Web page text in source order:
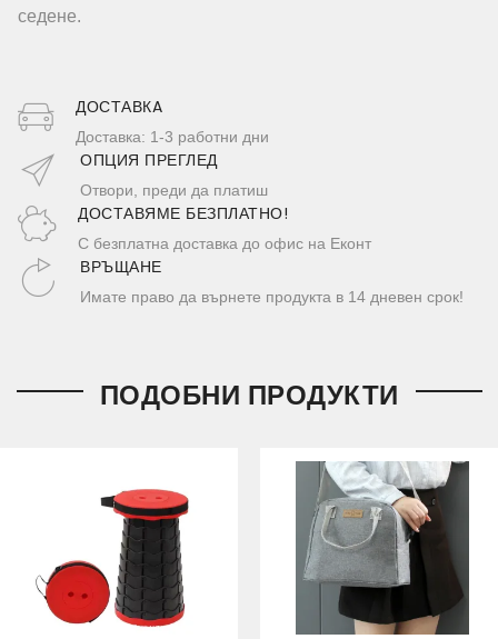
седене.
ДОСТАВКA
Доставка: 1-3 работни дни
ОПЦИЯ ПРЕГЛЕД
Отвори, преди да платиш
ДОСТАВЯМЕ БЕЗПЛАТНО!
С безплатна доставка до офис на Еконт
ВРЪЩАНЕ
Имате право да върнете продукта в 14 дневен срок!
ПОДОБНИ ПРОДУКТИ